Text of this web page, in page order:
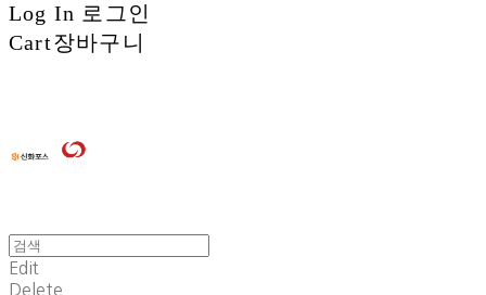
Log In 로그인
Cart장바구니
Edit
Delete